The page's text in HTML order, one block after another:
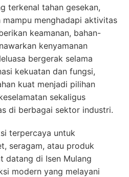
terkenal tahan gesekan,
menghadapi aktivitas
keamanan, bahan-
kenyamanan
bergerak selama
kekuatan dan fungsi,
kuat menjadi pilihan
sekaligus
di berbagai sektor industri.
terpercaya untuk
seragam, atau produk
datang di Isen Mulang
modern yang melayani